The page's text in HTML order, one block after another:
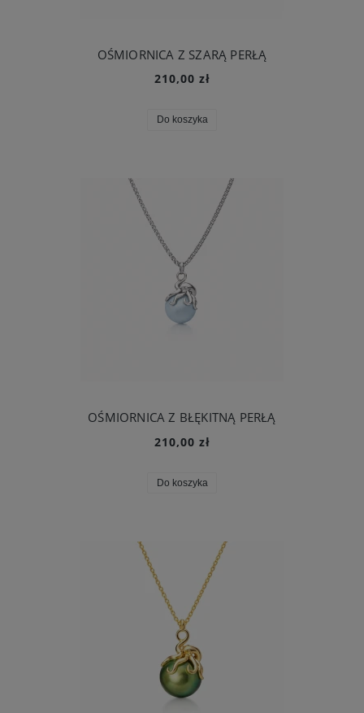
OŚMIORNICA Z SZARĄ PERŁĄ
210,00 zł
Do koszyka
OŚMIORNICA Z BŁĘKITNĄ PERŁĄ
210,00 zł
Do koszyka